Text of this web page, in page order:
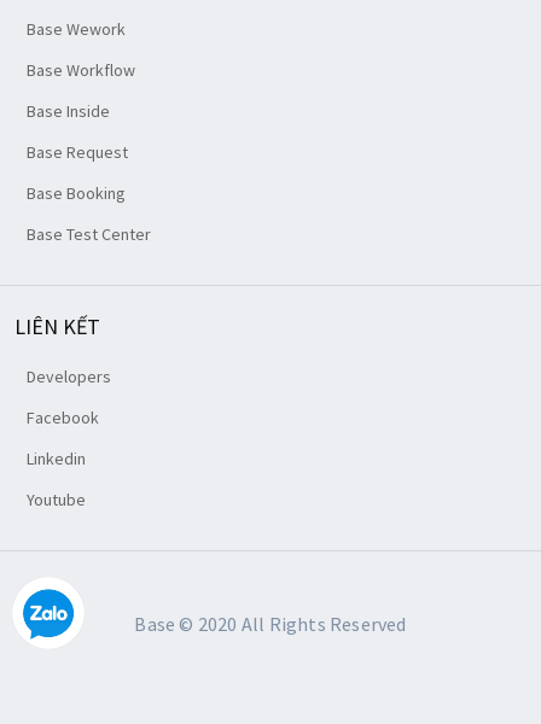
Base Wework
Base Workflow
Base Inside
Base Request
Base Booking
Base Test Center
LIÊN KẾT
Developers
Facebook
Linkedin
Youtube
Base © 2020 All Rights Reserved